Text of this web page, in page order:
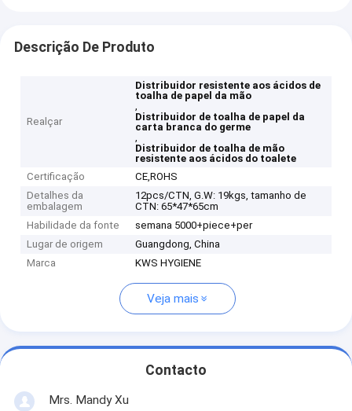
Descrição De Produto
Realçar
Distribuidor resistente aos ácidos de
toalha de papel da mão
,
Distribuidor de toalha de papel da
carta branca do germe
,
Distribuidor de toalha de mão
resistente aos ácidos do toalete
Certificação
CE,ROHS
Detalhes da
embalagem
12pcs/CTN, G.W: 19kgs, tamanho de
CTN: 65*47*65cm
Habilidade da fonte
semana 5000+piece+per
Lugar de origem
Guangdong, China
Marca
KWS HYGIENE
Veja mais
Contacto
Mrs. Mandy Xu